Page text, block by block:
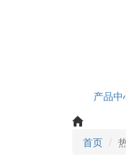
产品中
首页